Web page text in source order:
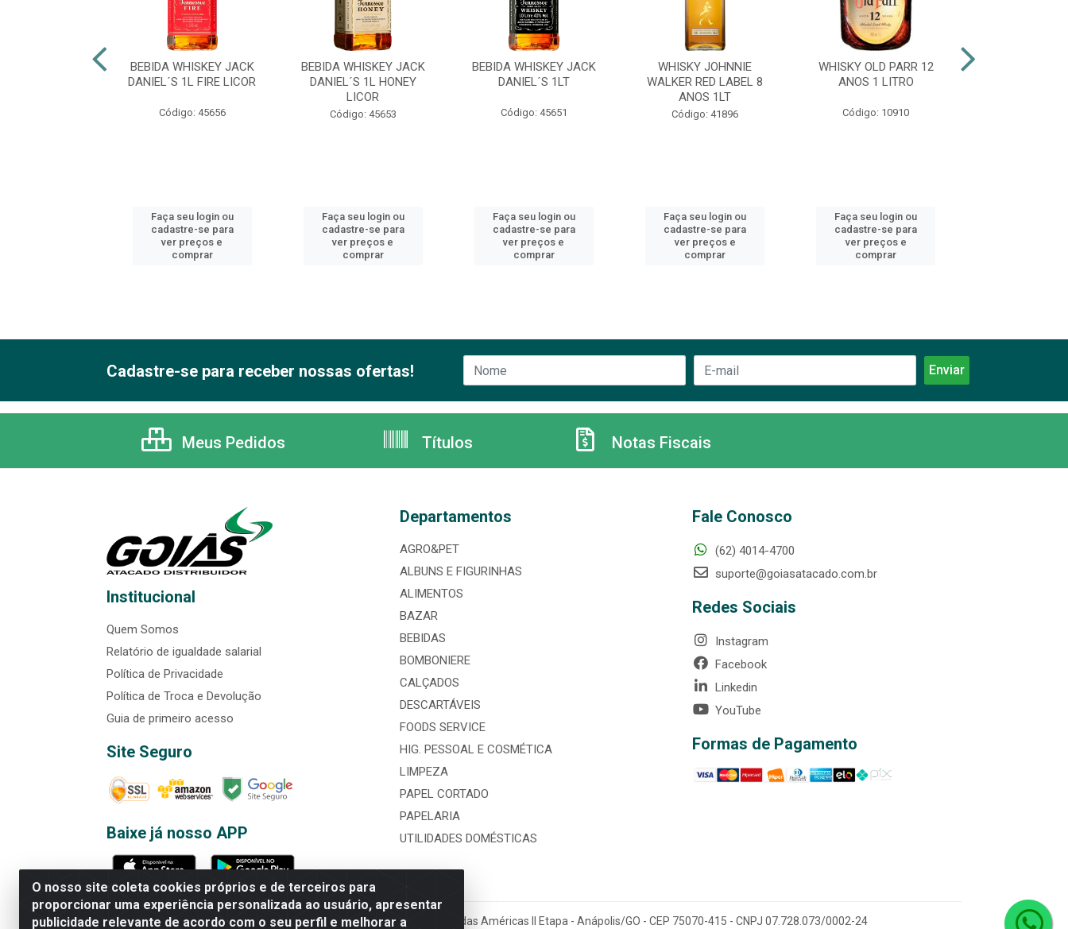
BEBIDA WHISKEY JACK
DANIEL´S 1L FIRE LICOR
Código: 45656
Faça seu login ou
cadastre-se para
ver preços e
comprar
BEBIDA WHISKEY JACK
DANIEL´S 1L HONEY
LICOR
Código: 45653
Faça seu login ou
cadastre-se para
ver preços e
comprar
BEBIDA WHISKEY JACK
DANIEL´S 1LT
Código: 45651
Faça seu login ou
cadastre-se para
ver preços e
comprar
WHISKY JOHNNIE
WALKER RED LABEL 8
ANOS 1LT
Código: 41896
Faça seu login ou
cadastre-se para
ver preços e
comprar
WHISKY OLD PARR 12
ANOS 1 LITRO
Código: 10910
Faça seu login ou
cadastre-se para
ver preços e
comprar
O nosso site coleta cookies próprios e de terceiros para
proporcionar uma experiência personalizada ao usuário, apresentar
publicidade relevante de acordo com o seu perfil e melhorar a
Cadastre-se para receber nossas ofertas!
Meus Pedidos Títulos Notas Fiscais
Institucional
Quem Somos
Relatório de igualdade salarial
Política de Privacidade
Política de Troca e Devolução
Guia de primeiro acesso
Site Seguro
Baixe já nosso APP
Departamentos
AGRO&PET
ALBUNS E FIGURINHAS
ALIMENTOS
BAZAR
BEBIDAS
BOMBONIERE
CALÇADOS
DESCARTÁVEIS
FOODS SERVICE
HIG. PESSOAL E COSMÉTICA
LIMPEZA
PAPEL CORTADO
PAPELARIA
UTILIDADES DOMÉSTICAS
Fale Conosco
(62) 4014-4700
suporte@goiasatacado.com.br
Redes Sociais
Instagram
Facebook
Linkedin
YouTube
Formas de Pagamento
Rede Brasil - Avenida Universitária, nº 3860, Jardim das Américas II Etapa - Anápolis/GO - CEP 75070-415 - CNPJ 07.728.073/0002-24